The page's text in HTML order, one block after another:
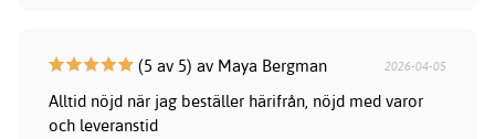
(5 av 5) av Maya Bergman 2026-04-05
Alltid nöjd när jag beställer härifrån, nöjd med varor
och leveranstid